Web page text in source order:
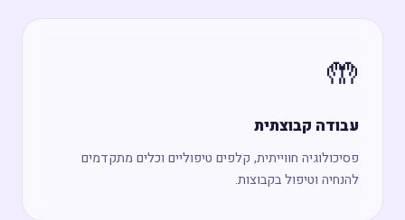
🤲
עבודה קבוצתית
פסיכולוגיה חווייתית, קלפים טיפוליים וכלים מתקדמים
להנחיה וטיפול בקבוצות.